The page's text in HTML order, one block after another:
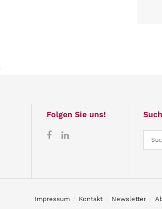
Folgen Sie uns!
Impressum Kontakt Newsletter